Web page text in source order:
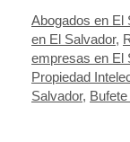
Abogados en El
en El Salvador,
empresas en El
Propiedad
Salvador,